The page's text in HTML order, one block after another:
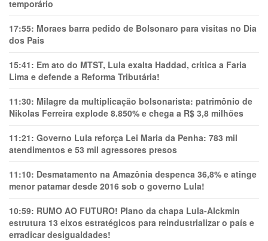
temporário
17:55: Moraes barra pedido de Bolsonaro para visitas no Dia
dos Pais
15:41: Em ato do MTST, Lula exalta Haddad, critica a Faria
Lima e defende a Reforma Tributária!
11:30: Milagre da multiplicação bolsonarista: patrimônio de
Nikolas Ferreira explode 8.850% e chega a R$ 3,8 milhões
11:21: Governo Lula reforça Lei Maria da Penha: 783 mil
atendimentos e 53 mil agressores presos
11:10: Desmatamento na Amazônia despenca 36,8% e atinge
menor patamar desde 2016 sob o governo Lula!
10:59: RUMO AO FUTURO! Plano da chapa Lula-Alckmin
estrutura 13 eixos estratégicos para reindustrializar o país e
erradicar desigualdades!